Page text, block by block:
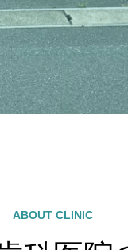
な説明を大切に
す。ABOUT CLINIC